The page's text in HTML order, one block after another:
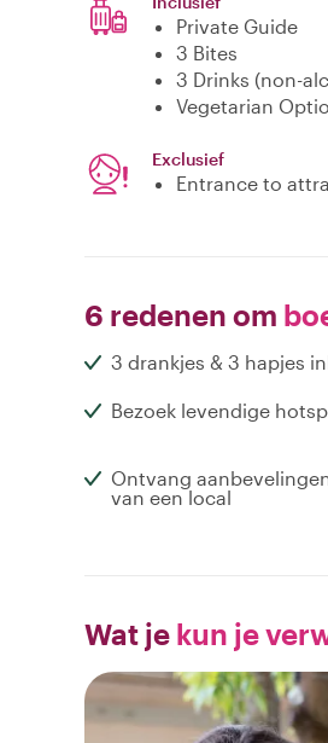
Private Guide
3 Bites
3 Drinks (non-
Vegetarian
Exclusief
Entrance to
6 redenen om
3 drankjes & 3 hapjes
Bezoek levendige
Ontvang
van een local
Wat je kun je